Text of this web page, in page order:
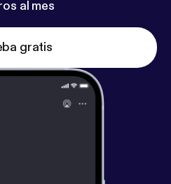
al mes
gratis